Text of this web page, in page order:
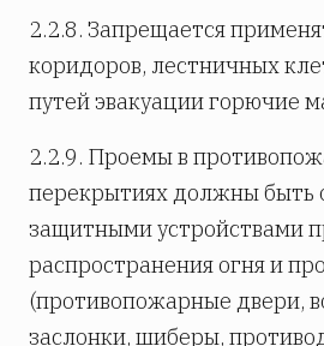
2.2.8. Запрещается
коридоров, лестничных
путей эвакуации горючие
2.2.9. Проемы в
перекрытиях должны быть
защитными устройствами
распространения огня и
(противопожарные двери,
заслонки, шиберы,